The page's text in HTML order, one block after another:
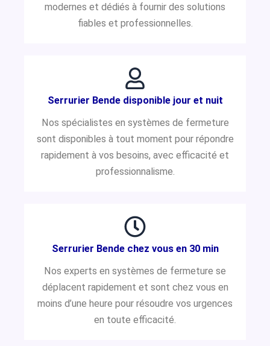
modernes et dédiés à fournir des solutions
fiables et professionnelles.
Serrurier Bende disponible jour et nuit
Nos spécialistes en systèmes de fermeture
sont disponibles à tout moment pour répondre
rapidement à vos besoins, avec efficacité et
professionnalisme.
Serrurier Bende chez vous en 30 min
Nos experts en systèmes de fermeture se
déplacent rapidement et sont chez vous en
moins d’une heure pour résoudre vos urgences
en toute efficacité.